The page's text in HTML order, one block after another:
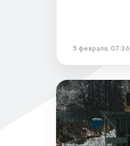
5 февраля, 07:36